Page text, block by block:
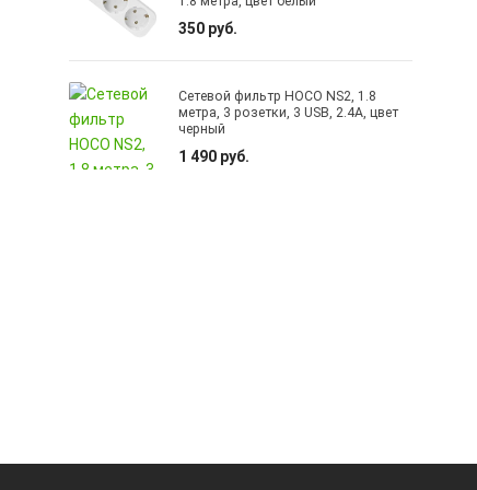
350 руб.
Сетевой фильтр HOCO NS2, 1.8
метра, 3 розетки, 3 USB, 2.4A, цвет
черный
1 490 руб.